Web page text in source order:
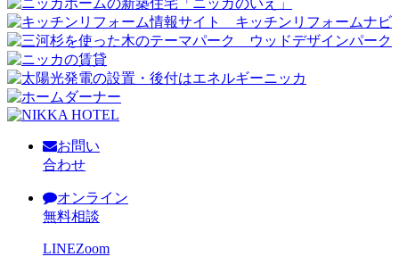
お問い
合わせ
オンライン
無料相談
LINEZoom